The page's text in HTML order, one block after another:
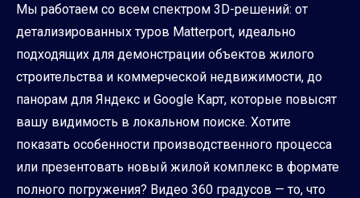
Мы работаем со всем спектром 3D-решений: от
детализированных туров Matterport, идеально
подходящих для демонстрации объектов жилого
строительства и коммерческой недвижимости, до
панорам для Яндекс и Google Карт, которые повысят
вашу видимость в локальном поиске. Хотите
показать особенности производственного процесса
или презентовать новый жилой комплекс в формате
полного погружения? Видео 360 градусов — то, что